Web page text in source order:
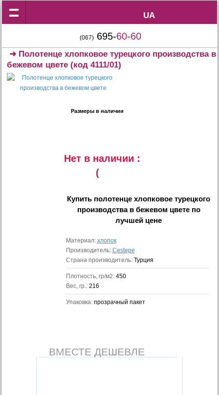
UA
UA
(067) 695-60-60
➜ Полотенце хлопковое турецкого производства в
бежевом цвете (код 4111/01)
Размеры в наличии
Нет в наличии :
(
Купить полотенце хлопковое турецкого
производства в бежевом цветепо
лучшей цене
Материал: хлопок
Производитель: Cestepe
Страна производитель: Турция
Плотность, гр/м2: 450
Вес, гр.: 216
Упаковка: прозрачный пакет
ВМЕСТЕ ДЕШЕВЛЕ